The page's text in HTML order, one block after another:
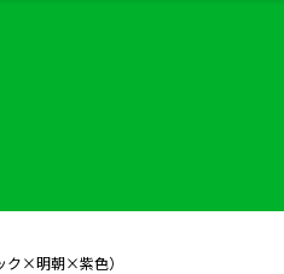
ク×明朝×紫色）